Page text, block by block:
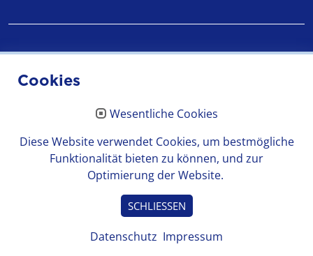
© 2026 Medienanstalt Hessen
Cookies
Wesentliche Cookies
Diese Website verwendet Cookies, um bestmögliche
Funktionalität bieten zu können, und zur
Optimierung der Website.
SCHLIESSEN
Datenschutz Impressum